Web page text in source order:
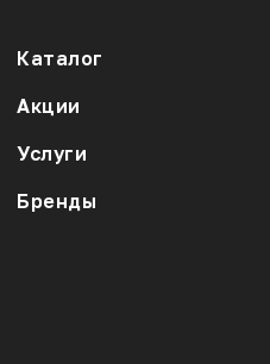
Каталог
Акции
Услуги
Бренды